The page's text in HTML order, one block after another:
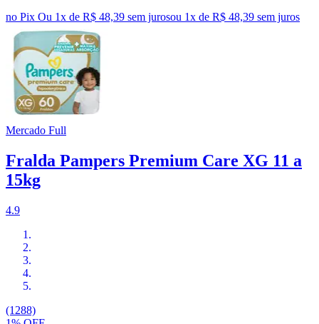
no Pix Ou 1x de R$ 48,39 sem jurosou 1x de R$ 48,39 sem juros
Mercado Full
Fralda Pampers Premium Care XG 11 a
15kg
4.9
(1288)